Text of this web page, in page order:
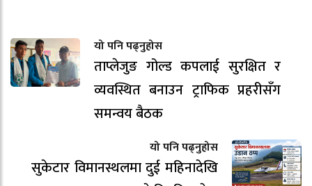
यो पनि पढ्नुहोस
ताप्लेजुङ गोल्ड कपलाई सुरक्षित र
व्यवस्थित बनाउन ट्राफिक प्रहरीसँग
समन्वय बैठक
यो पनि पढ्नुहोस
सुकेटार विमानस्थलमा दुई महिनादेखि